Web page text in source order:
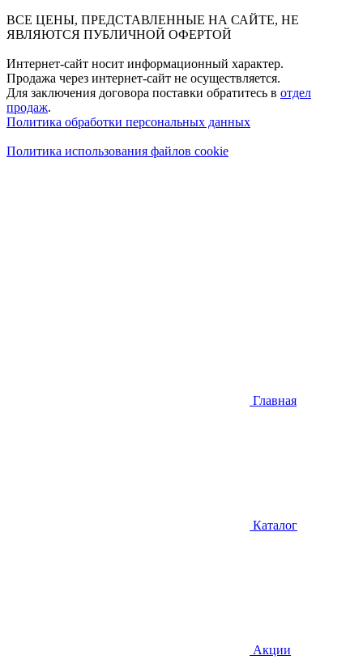
ВСЕ ЦЕНЫ, ПРЕДСТАВЛЕННЫЕ НА САЙТЕ, НЕ
ЯВЛЯЮТСЯ ПУБЛИЧНОЙ ОФЕРТОЙ
Интернет-сайт носит информационный характер.
Продажа через интернет-сайт не осуществляется.
Для заключения договора поставки обратитесь в отдел
продаж.
Политика обработки персональных данных
Политика использования файлов cookie
Главная
Каталог
Акции